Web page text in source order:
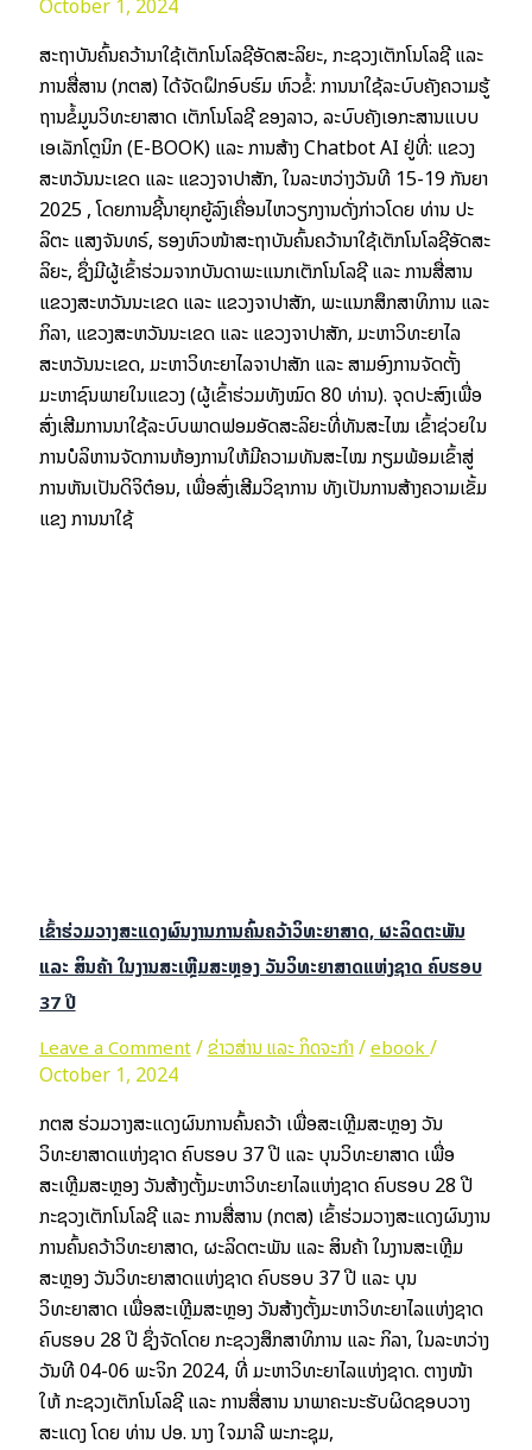
ສະຖາບັນຄົ້ນຄວ້ານຳໃຊ້ເຕັກໂນໂລຊີອັດສະລິຍະ, ກະຊວງເຕັກໂນໂລຊີ ແລະ
ການສື່ສານ (ກຕສ) ໄດ້ຈັດຝຶກອົບຮົມ ຫົວຂໍ້: ການນຳໃຊ້ລະບົບຄັງຄວາມຮູ້
ຖານຂໍ້ມູນວິທະຍາສາດ ເຕັກໂນໂລຊີ ຂອງລາວ, ລະບົບຄັງເອກະສານແບບ
ເອເລັກໂຕຼນິກ (E-BOOK) ແລະ ການສ້າງ Chatbot AI ຢູ່ທີ່: ແຂວງ
ສະຫວັນນະເຂດ ແລະ ແຂວງຈຳປາສັກ, ໃນລະຫວ່າງວັນທີ 15-19 ກັນຍາ
2025 , ໂດຍການຊີ້ນຳຍຸກຍູ້ລົງເຄື່ອນໄຫວຽກງານດັ່ງກ່າວໂດຍ ທ່ານ ປະ
ລິຕະ ແສງຈັນທຣ໌, ຮອງຫົວໜ້າສະຖາບັນຄົ້ນຄວ້ານຳໃຊ້ເຕັກໂນໂລຊີອັດສະ
ລິຍະ, ຊຶ່ງມີຜູ້ເຂົ້າຮ່ວມຈາກບັນດາພະແນກເຕັກໂນໂລຊີ ແລະ ການສື່ສານ
ແຂວງສະຫວັນນະເຂດ ແລະ ແຂວງຈຳປາສັກ, ພະແນກສຶກສາທິການ ແລະ
ກິລາ, ແຂວງສະຫວັນນະເຂດ ແລະ ແຂວງຈຳປາສັກ, ມະຫາວິທະຍາໄລ
ສະຫວັນນະເຂດ, ມະຫາວິທະຍາໄລຈຳປາສັກ ແລະ ສາມອົງການຈັດຕັ້ງ
ມະຫາຊົນພາຍໃນແຂວງ (ຜູ້ເຂົ້າຮ່ວມທັງໝົດ 80 ທ່ານ). ຈຸດປະສົງເພື່ອ
ສົ່ງເສີມການນຳໃຊ້ລະບົບພາດຟອມອັດສະລິຍະທີ່ທັນສະໄໝ ເຂົ້າຊ່ວຍໃນ
ການບໍລິຫານຈັດການຫ້ອງການໃຫ້ມີຄວາມທັນສະໄໝ ກຽມພ້ອມເຂົ້າສູ່
ການຫັນເປັນດິຈິຕ໋ອນ, ເພື່ອສົ່ງເສີມວິຊາການ ທັງເປັນການສ້າງຄວາມເຂັ້ມ
ແຂງ ການນຳໃຊ້
ເຂົ້າຮ່ວມວາງສະແດງຜົນງານການຄົ້ນຄວ້າວິທະຍາສາດ, ຜະລິດຕະພັນ
ແລະ ສິນຄ້າ ໃນງານສະເຫຼີມສະຫຼອງ ວັນວິທະຍາສາດແຫ່ງຊາດ ຄົບຮອບ
37 ປີ
Leave a Comment/ຂ່າວສ່ານ ແລະ ກິດຈະກຳ/ebook/
October 1, 2024
ກຕສ ຮ່ວມວາງສະແດງຜົນການຄົ້ນຄວ້າ ເພື່ອສະເຫຼີມສະຫຼອງ ວັນ
ວິທະຍາສາດແຫ່ງຊາດ ຄົບຮອບ 37 ປີ ແລະ ບຸນວິທະຍາສາດ ເພື່ອ
ສະເຫຼີມສະຫຼອງ ວັນສ້າງຕັ້ງມະຫາວິທະຍາໄລແຫ່ງຊາດ ຄົບຮອບ 28 ປີ
ກະຊວງເຕັກໂນໂລຊີ ແລະ ການສື່ສານ (ກຕສ) ເຂົ້າຮ່ວມວາງສະແດງຜົນງານ
ການຄົ້ນຄວ້າວິທະຍາສາດ, ຜະລິດຕະພັນ ແລະ ສິນຄ້າ ໃນງານສະເຫຼີມ
ສະຫຼອງ ວັນວິທະຍາສາດແຫ່ງຊາດ ຄົບຮອບ 37 ປີ ແລະ ບຸນ
ວິທະຍາສາດ ເພື່ອສະເຫຼີມສະຫຼອງ ວັນສ້າງຕັ້ງມະຫາວິທະຍາໄລແຫ່ງຊາດ
ຄົບຮອບ 28 ປີ ຊຶ່ງຈັດໂດຍ ກະຊວງສຶກສາທິການ ແລະ ກິລາ, ໃນລະຫວ່າງ
ວັນທີ 04-06 ພະຈິກ 2024, ທີ່ ມະຫາວິທະຍາໄລແຫ່ງຊາດ. ຕາງໜ້າ
ໃຫ້ ກະຊວງເຕັກໂນໂລຊີ ແລະ ການສື່ສານ ນໍາພາຄະນະຮັບຜິດຊອບວາງ
ສະແດງ ໂດຍ ທ່ານ ປອ. ນາງ ໃຈມາລີ ພະກະຊຸມ,